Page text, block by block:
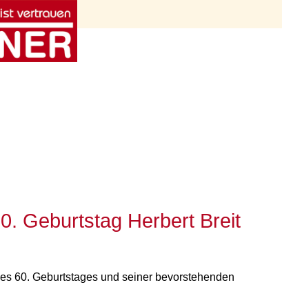
Geburtstag Herbert Breit
60. Geburtstages und seiner bevorstehenden